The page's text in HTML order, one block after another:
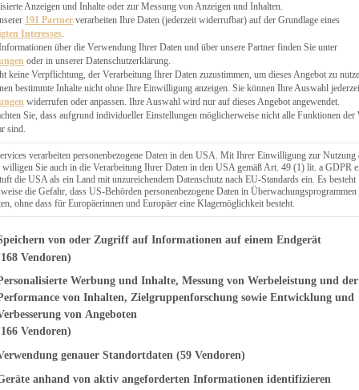
Anzeigen und Inhalte oder zur Messung von Anzeigen und Inhalten.
191 Partner verarbeiten Ihre Daten (jederzeit widerrufbar) auf der Grundlage eines
Interesses.
über die Verwendung Ihrer Daten und über unsere Partner finden Sie unter
oder in unserer Datenschutzerklärung.
keine Verpflichtung, der Verarbeitung Ihrer Daten zuzustimmen, um dieses Angebot zu
bestimmte Inhalte nicht ohne Ihre Einwilligung anzeigen. Sie können Ihre Auswahl
widerrufen oder anpassen. Ihre Auswahl wird nur auf dieses Angebot angewendet.
Sie, dass aufgrund individueller Einstellungen möglicherweise nicht alle Funktionen der
sind.
verarbeiten personenbezogene Daten in den USA. Mit Ihrer Einwilligung zur Nutzung
willigen Sie auch in die Verarbeitung Ihrer Daten in den USA gemäß Art. 49 (1) lit. a GDPR
die USA als ein Land mit unzureichendem Datenschutz nach EU-Standards ein. Es besteht
die Gefahr, dass US-Behörden personenbezogene Daten in Überwachungsprogrammen
ohne dass für Europäerinnen und Europäer eine Klagemöglichkeit besteht.
finden Sie eine Liste der Zwecke des IAB Transparency and
von oder Zugriff auf Informationen auf einem Endgerät
Vendoren)
Werbung und Inhalte, Messung von Werbeleistung und der
von Inhalten, Zielgruppenforschung sowie Entwicklung und
von Angeboten
Vendoren)
genauer Standortdaten (59 Vendoren)
anhand von aktiv angeforderten Informationen identifizieren